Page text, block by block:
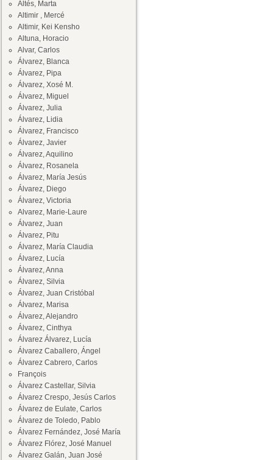
Altés, Marta
Altimir , Mercé
Altimir, Kei Kensho
Altuna, Horacio
Alvar, Carlos
Álvarez, Blanca
Álvarez, Pipa
Álvarez, Xosé M.
Álvarez, Miguel
Álvarez, Julia
Álvarez, Lidia
Álvarez, Francisco
Álvarez, Javier
Álvarez, Aquilino
Álvarez, Rosanela
Álvarez, María Jesús
Álvarez, Diego
Álvarez, Victoria
Alvarez, Marie-Laure
Álvarez, Juan
Álvarez, Pitu
Álvarez, María Claudia
Álvarez, Lucía
Álvarez, Anna
Álvarez, Silvia
Álvarez, Juan Cristóbal
Álvarez, Marisa
Álvarez, Alejandro
Álvarez, Cinthya
Álvarez Álvarez, Lucía
Álvarez Caballero, Ángel
Álvarez Cabrero, Carlos
François
Álvarez Castellar, Silvia
Álvarez Crespo, Jesús Carlos
Álvarez de Eulate, Carlos
Álvarez de Toledo, Pablo
Álvarez Fernández, José María
Álvarez Flórez, José Manuel
Álvarez Galán, Juan José